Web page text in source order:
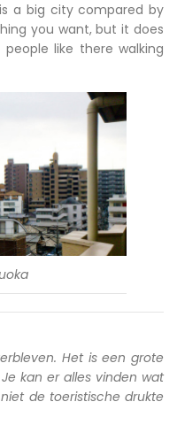
a big city compared by
you want, but it does
like there walking
Het is een grote
kan er alles vinden wat
de toeristische drukte